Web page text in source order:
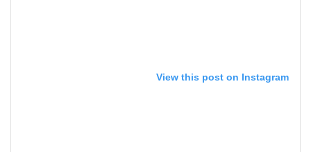
View this post on Instagram